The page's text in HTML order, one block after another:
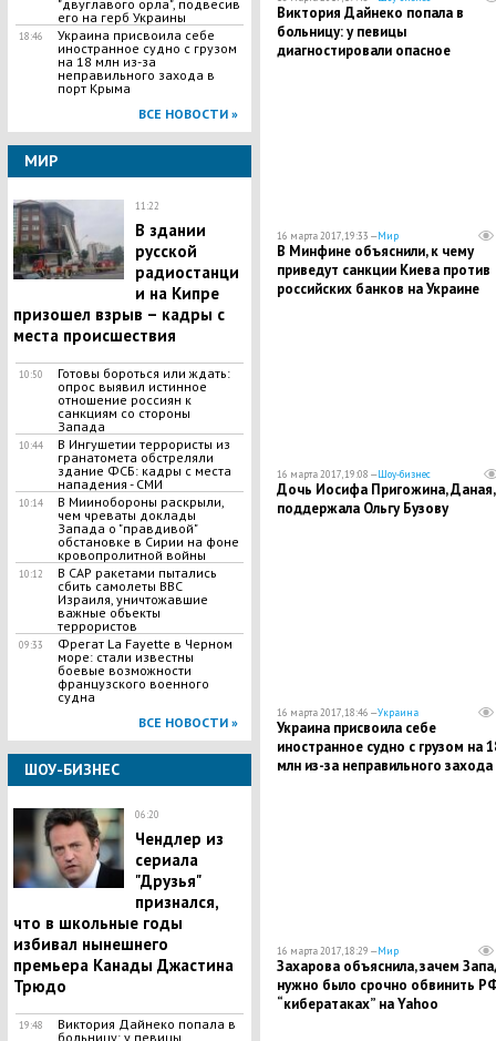
"двуглавого орла", подвесив
его на герб Украины
18:46
Украина присвоила себе
иностранное судно с грузом
на 18 млн из-за
неправильного захода в
порт Крыма
ВСЕ НОВОСТИ »
МИР
11:22
В здании
русской
радиостанци
и на Кипре
призошел взрыв – кадры с
места происшествия
10:50
Готовы бороться или ждать:
опрос выявил истинное
отношение россиян к
санкциям со стороны
Запада
10:44
В Ингушетии террористы из
гранатомета обстреляли
здание ФСБ: кадры с места
нападения - СМИ
10:14
В Миинобороны раскрыли,
чем чреваты доклады
Запада о "правдивой"
обстановке в Сирии на фоне
кровопролитной войны
10:12
В САР ракетами пытались
сбить самолеты ВВС
Израиля, уничтожавшие
важные объекты
террористов
09:33
Фрегат La Fayette в Черном
море: стали известны
боевые возможности
французского военного
судна
ВСЕ НОВОСТИ »
ШОУ-БИЗНЕС
06:20
Чендлер из
сериала
"Друзья"
признался,
что в школьные годы
избивал нынешнего
премьера Канады Джастина
Трюдо
19:48
Виктория Дайнеко попала в
больницу: у певицы
Виктория Дайнеко попала в
больницу: у певицы
диагностировали опасное
16 марта 2017, 19:33 —Мир
В Минфине объяснили, к чему
приведут санкции Киева против
российских банков на Украине
16 марта 2017, 19:08 —Шоу-бизнес
Дочь Иосифа Пригожина, Даная,
поддержала Ольгу Бузову
16 марта 2017, 18:46 —Украина
Украина присвоила себе
иностранное судно с грузом на
млн из-за неправильного захода
16 марта 2017, 18:29 —Мир
Захарова объяснила, зачем
нужно было срочно обвинить
“кибератаках” на Yahoo